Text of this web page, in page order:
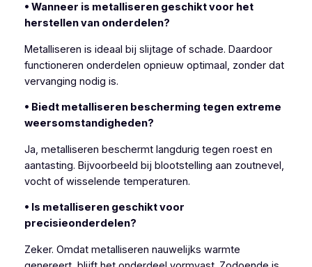
• Wanneer is metalliseren geschikt voor het
herstellen van onderdelen?
Metalliseren is ideaal bij slijtage of schade. Daardoor
functioneren onderdelen opnieuw optimaal, zonder dat
vervanging nodig is.
• Biedt metalliseren bescherming tegen extreme
weersomstandigheden?
Ja, metalliseren beschermt langdurig tegen roest en
aantasting. Bijvoorbeeld bij blootstelling aan zoutnevel,
vocht of wisselende temperaturen.
• Is metalliseren geschikt voor
precisieonderdelen?
Zeker. Omdat metalliseren nauwelijks warmte